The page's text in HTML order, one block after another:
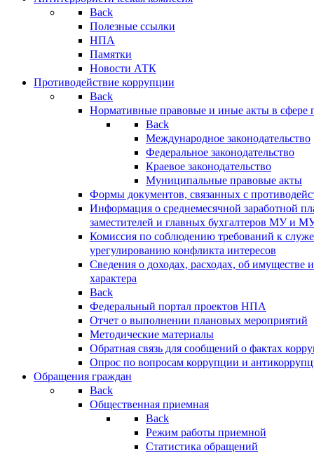
Back
Полезные ссылки
НПА
Памятки
Новости АТК
Противодействие коррупции
Back
Нормативные правовые и иные акты в сфере
Back
Международное законодательство
Федеральное законодательство
Краевое законодательство
Муниципальные правовые акты
Формы документов, связанных с
Информация о среднемесячной заработной
заместителей и главных бухгалтеров МУ и
Комиссия по соблюдению требований к
урегулированию конфликта интересов
Сведения о доходах, расходах, об имуществе
характера
Back
Федеральный портал проектов НПА
Отчет о выполнении плановых мероприятий
Методические материалы
Обратная связь для сообщений о фактах
Опрос по вопросам коррупции и
Обращения граждан
Back
Общественная приемная
Back
Режим работы приемной
Статистика обращений